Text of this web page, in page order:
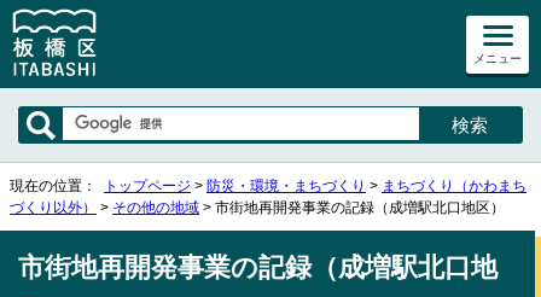
メニュー
現在の位置： トップページ > 防災・環境・まちづくり > まちづくり（かわまち
づくり以外）
> その他の地域 > 市街地再開発事業の記録（成増駅北口地区）
市街地再開発事業の記録（成増駅北口地